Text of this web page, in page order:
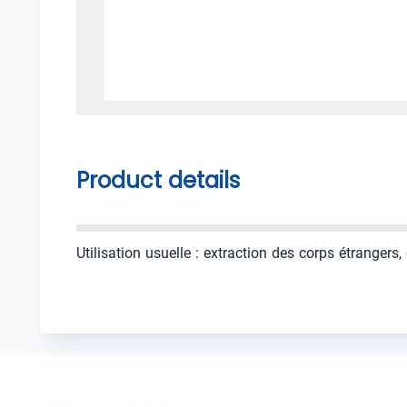
Product details
Utilisation usuelle : extraction des corps étrangers,